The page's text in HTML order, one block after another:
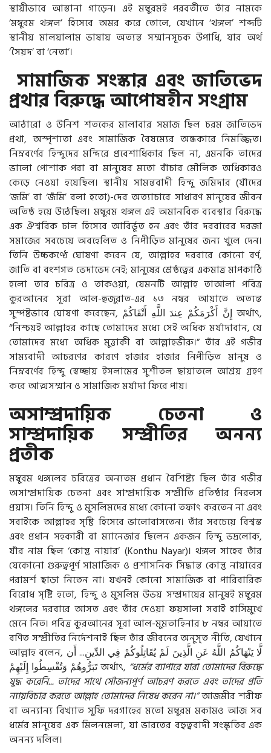
স্থায়ীভাবে আস্তানা গাড়েন। এই মম্বুরমই পরবর্তীতে তাঁর নামকে
‘মম্বুরম থঙ্গল’ হিসেবে অমর করে তোলে, যেখানে ‘থঙ্গল’ শব্দটি
স্থানীয় মালয়ালাম ভাষায় অত্যন্ত সম্মানসূচক উপাধি, যার অর্থ
‘সৈয়দ’ বা ‘নেতা’।
সামাজিক সংস্কার এবং জাতিভেদ
প্রথার বিরুদ্ধে আপোষহীন সংগ্রাম
আঠারো ও উনিশ শতকের মালাবার সমাজ ছিল চরম জাতিভেদ
প্রথা, অস্পৃশ্যতা এবং সামাজিক বৈষম্যের অন্ধকারে নিমজ্জিত।
নিম্নবর্ণের হিন্দুদের মন্দিরে প্রবেশাধিকার ছিল না, এমনকি তাদের
ভালো পোশাক পরা বা মানুষের মতো বাঁচার মৌলিক অধিকারও
কেড়ে নেওয়া হয়েছিল। স্থানীয় সামন্তবাদী হিন্দু জমিদার (যাঁদের
‘জমি’ বা ‘জঁমি’ বলা হতো)-দের অত্যাচারে সাধারণ মানুষের জীবন
অতিষ্ঠ হয়ে উঠেছিল। মম্বুরম থঙ্গল এই অমানবিক ব্যবস্থার বিরুদ্ধে
এক ঐশ্বরিক ঢাল হিসেবে আবির্ভূত হন এবং তাঁর দরবারের দরজা
সমাজের সবচেয়ে অবহেলিত ও নিপীড়িত মানুষের জন্য খুলে দেন।
তিনি উচ্চকণ্ঠে ঘোষণা করেন যে, আল্লাহর দরবারে কোনো বর্ণ,
জাতি বা বংশগত ভেদাভেদ নেই; মানুষের শ্রেষ্ঠত্বের একমাত্র মাপকাঠি
হলো তার চরিত্র ও তাকওয়া, যেমনটি আল্লাহ তাআলা পবিত্র
কুরআনের সূরা আল-হুজুরাত-এর ১৩ নম্বর আয়াতে অত্যন্ত
সুস্পষ্টভাবে ঘোষণা করেছেন,
إِنَّ أَكْرَمَكُمْ عِندَ اللَّهِ أَتْقَاكُمْ
অর্থাৎ,
“নিশ্চয়ই আল্লাহর কাছে তোমাদের মধ্যে সেই অধিক মর্যাদাবান, যে
তোমাদের মধ্যে অধিক মুত্তাকী বা আল্লাহভীরু।” তাঁর এই গভীর
সাম্যবাদী আচরণের কারণে হাজার হাজার নিপীড়িত মানুষ ও
নিম্নবর্ণের হিন্দু স্বেচ্ছায় ইসলামের সুশীতল ছায়াতলে আশ্রয় গ্রহণ
করে আত্মসম্মান ও সামাজিক মর্যাদা ফিরে পায়।
অসাম্প্রদায়িক চেতনা ও
সাম্প্রদায়িক সম্প্রীতির অনন্য
প্রতীক
মম্বুরম থঙ্গলের চরিত্রের অন্যতম প্রধান বৈশিষ্ট্য ছিল তাঁর গভীর
অসাম্প্রদায়িক চেতনা এবং সাম্প্রদায়িক সম্প্রীতি প্রতিষ্ঠার নিরলস
প্রয়াস। তিনি হিন্দু ও মুসলিমদের মধ্যে কোনো তফাৎ করতেন না এবং
সবাইকে আল্লাহর সৃষ্টি হিসেবে ভালোবাসতেন। তাঁর সবচেয়ে বিশ্বস্ত
এবং প্রধান সহকারী বা ম্যানেজার ছিলেন একজন হিন্দু ভদ্রলোক,
যাঁর নাম ছিল ‘কোন্তু নায়ার’ (Konthu Nayar)। থঙ্গল সাহেব তাঁর
যেকোনো গুরুত্বপূর্ণ সামাজিক ও প্রশাসনিক সিদ্ধান্ত কোন্তু নায়ারের
পরামর্শ ছাড়া নিতেন না। যখনই কোনো সামাজিক বা পারিবারিক
বিরোধ সৃষ্টি হতো, হিন্দু ও মুসলিম উভয় সম্প্রদায়ের মানুষই মম্বুরম
থঙ্গলের দরবারে আসত এবং তাঁর দেওয়া ফয়সালা সবাই হাসিমুখে
মেনে নিত। পবিত্র কুরআনের সূরা আল-মুমতাহিনার ৮ নম্বর আয়াতে
বর্ণিত সম্প্রীতির নির্দেশনাই ছিল তাঁর জীবনের অনুসৃত নীতি, যেখানে
আল্লাহ বলেন,
لَّا يَنْهَاكُمُ اللَّهُ عَنِ الَّذِينَ لَمْ يُقَاتِلُوكُمْ فِي الدِّينِ...أَن
تَبَرُّوهُمْ وَتُقْسِطُوا إِلَيْهِمْ অর্থাৎ, “ধর্মের ব্যাপারে যারা তোমাদের বিরুদ্ধে
যুদ্ধ করেনি... তাদের সাথে সৌজন্যপূর্ণ আচরণ করতে এবং তাদের প্রতি
ন্যায়বিচার করতে আল্লাহ তোমাদের নিষেধ করেন না।”আজমীর শরীফ
বা অন্যান্য বিখ্যাত সুফি দরগাহের মতো মম্বুরম মকামও আজ সব
ধর্মের মানুষের এক মিলনমেলা, যা ভারতের বহুত্ববাদী সংস্কৃতির এক
অনন্য দলিল।